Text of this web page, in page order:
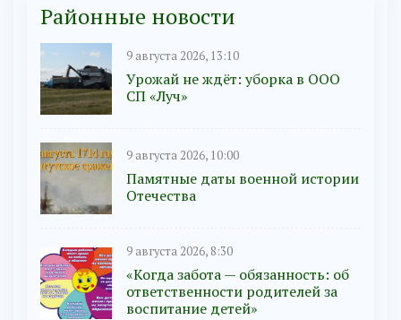
Районные новости
9 августа 2026, 13:10
Урожай не ждёт: уборка в ООО
СП «Луч»
9 августа 2026, 10:00
Памятные даты военной истории
Отечества
9 августа 2026, 8:30
«Когда забота — обязанность: об
ответственности родителей за
воспитание детей»